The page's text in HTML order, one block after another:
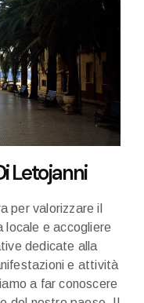
Letojanni
per valorizzare il
locale e accogliere
dedicate alla
e attività
a far conoscere